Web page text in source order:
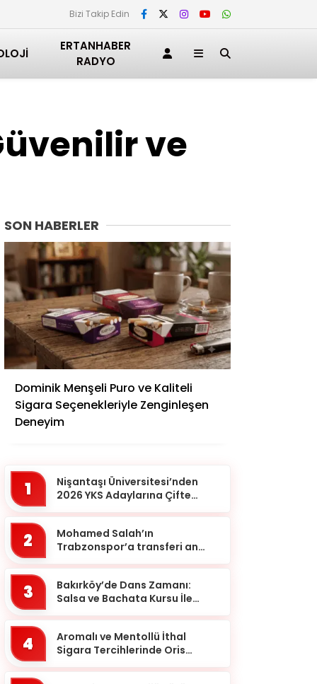
Bizi Takip Edin
ERTANHABER
RADYO
ve
SON HABERLER
Dominik Menşeli Puro ve Kaliteli
Sigara Seçenekleriyle Zenginleşen
Deneyim
1
Nişantaşı Üniversitesi’nden
2026 YKS Adaylarına Çifte
2
Mohamed Salah’ın
Trabzonspor’a transferi an
3
Bakırköy’de Dans Zamanı:
Salsa ve Bachata Kursu İle
4
Aromalı ve Mentollü İthal
Sigara Tercihlerinde Oris
Adana
Adıyaman
Afyonkarahisar
Aksaray
Amasya
Ankara
Antalya
Ardahan
Artvin
Aydın
Balıkesir
Bartın